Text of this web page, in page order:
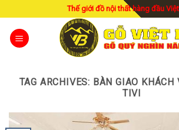
to
content
Thế giới đồ nội thất hàng đầu
TAG ARCHIVES: BÀN GIAO KHÁCH
TIVI